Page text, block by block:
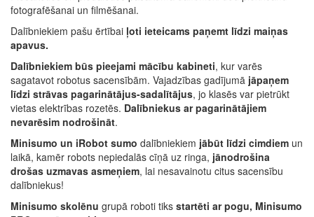
fotografēšanai un filmēšanai.
Dalībniekiem pašu ērtībai ļoti ieteicams paņemt līdzi maiņas
apavus.
Dalībniekiem būs pieejami mācību kabineti, kur varēs
sagatavot robotus sacensībām. Vajadzības gadījumā jāpaņem
līdzi strāvas pagarinātājus-sadalītājus, jo klasēs var pietrūkt
vietas elektrības rozetēs. Dalībniekus ar pagarinātājiem
nevarēsim nodrošināt.
Minisumo un iRobot sumo dalībniekiem jābūt līdzi cimdiem un
laikā, kamēr robots nepiedalās cīņā uz ringa, jānodrošina
drošas uzmavas asmeņiem, lai nesavainotu citus sacensību
dalībniekus!
Minisumo skolēnu grupā roboti tiks startēti ar pogu, Minisumo